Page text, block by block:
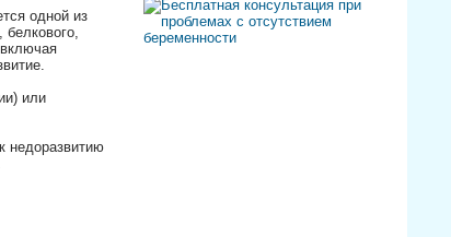
одной из
или
недоразвитию